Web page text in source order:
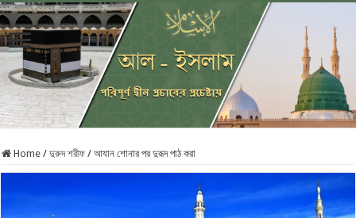
Home / দুরুদ শরীফ / আযান শোনার পর দুরূদ পাঠ করা